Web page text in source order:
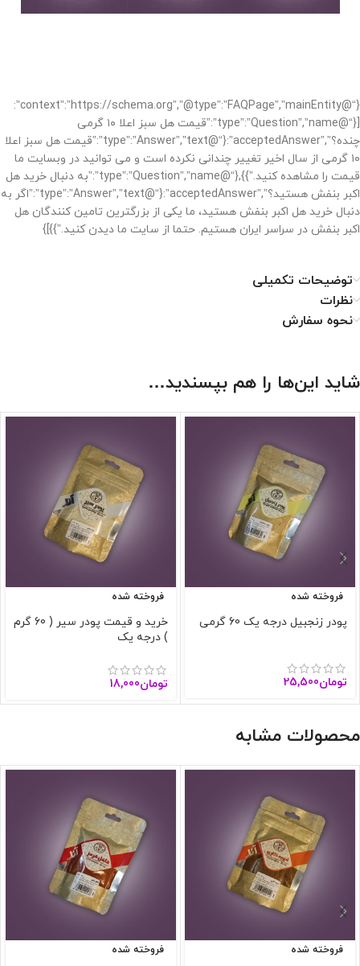
{“@context”:”https://schema.org”,”@type”:”FAQPage”,”mainEntity”:
[{“@type”:”Question”,”name”:”قیمت هل سبز اعلا ۱۰ گرمی
چنده؟”,”acceptedAnswer”:{“@type”:”Answer”,”text”:”قیمت هل سبز اعلا
۱۰ گرمی از سال اخیر تغییر چندانی نکرده است و می توانید در وبسایت ما
قیمت را مشاهده کنید.”}},{“@type”:”Question”,”name”:”به دنبال خرید هل
اکبر بنفش هستید؟”,”acceptedAnswer”:{“@type”:”Answer”,”text”:”اگر به
دنبال خرید هل اکبر بنفش هستید، ما یکی از بزرگترین تامین کنندگان هل
اکبر بنفش در سراسر ایران هستیم. حتما از سایت ما دیدن کنید.”}}]}
توضیحات تکمیلی
نظرات
نحوه سفارش
شاید این‌ها را هم بپسندید…
فروخته شده
پودر زنجبیل درجه یک 60 گرمی
تومان25,500
فروخته شده
خرید و قیمت پودر سیر ( 60 گرم
) درجه یک
تومان18,000
محصولات مشابه
فروخته شده فروخته شده